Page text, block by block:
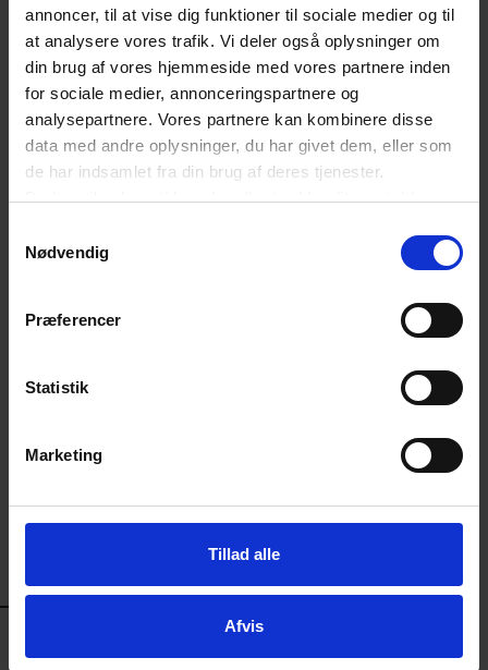
annoncer, til at vise dig funktioner til sociale medier og til
at analysere vores trafik. Vi deler også oplysninger om
din brug af vores hjemmeside med vores partnere inden
for sociale medier, annonceringspartnere og
analysepartnere. Vores partnere kan kombinere disse
data med andre oplysninger, du har givet dem, eller som
de har indsamlet fra din brug af deres tjenester.
Du kan til enhver tid ændre eller trække dit samtykke
hjørne på websitet.
Nødvendig
Præferencer
Statistik
Marketing
Tillad alle
Afvis
også forudsætningerne for at vinde den grønne
førerposition tilbage, hvis vi handler rigtigt.
”Innovation er blevet geopolitik. Private F&U-
investeringer udgør i dag over 2 pct. af BNP i Kina,
mens EU ligger omkring 1,2 pct. og Danmark på 1,7
pct. Tallene peger på en klar sammenhæng:
Højere investeringer, stærke skattemæssige
incitamenter og langsigtede strategier skaber
flere patenter – og kan på sigt føre til teknologisk
dominans. Det helt afgørende spørgsmål alle i
Danmark bør stille sig, er, hvad vi vil gøre ved
Se hele analysen her:Et frit og trygt Danmark i et